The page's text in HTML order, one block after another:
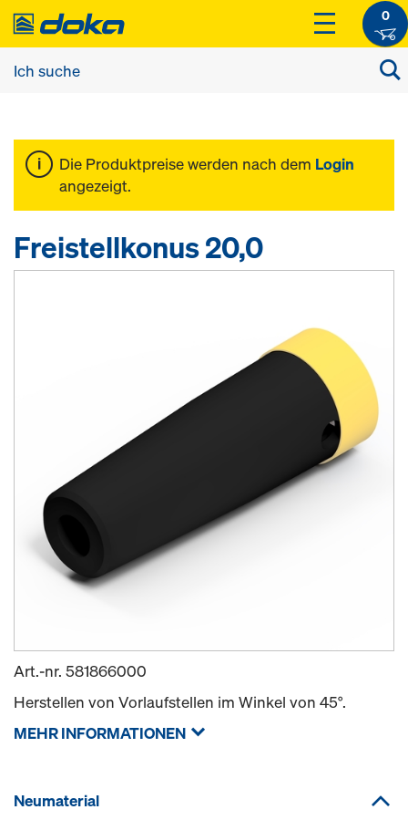
0
Die Produktpreise werden nach dem Login
angezeigt.
Freistellkonus 20,0
Art.-nr. 581866000
Herstellen von Vorlaufstellen im Winkel von 45°.
MEHR INFORMATIONEN
Neumaterial